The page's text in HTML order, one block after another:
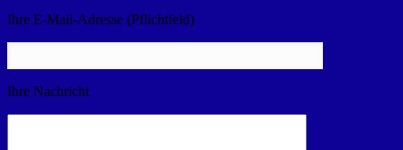
Ihre E-Mail-Adresse (Pflichtfeld)
Ihre Nachricht